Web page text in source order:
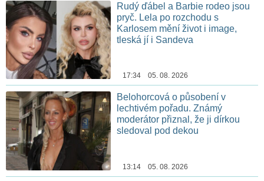
Rudý ďábel a Barbie rodeo jsou
pryč. Lela po rozchodu s
Karlosem mění život i image,
tleská jí i Sandeva
17:34 05. 08. 2026
Belohorcová o působení v
lechtivém pořadu. Známý
moderátor přiznal, že ji dírkou
sledoval pod dekou
13:14 05. 08. 2026